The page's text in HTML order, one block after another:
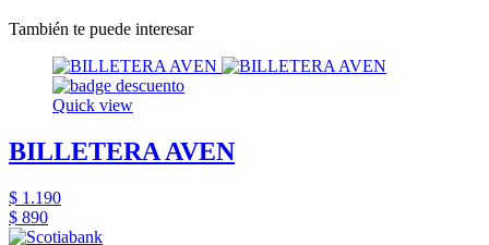
También te puede interesar
Quick view
BILLETERA AVEN
$ 1.190
$ 890